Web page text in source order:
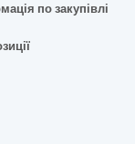
по закупівлі